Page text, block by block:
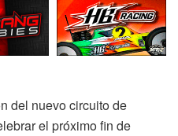
del nuevo circuito de
el próximo fin de